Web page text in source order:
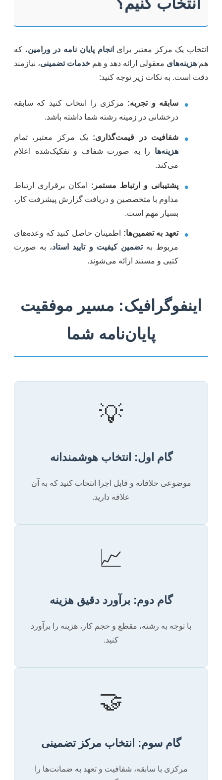
انتخاب یک مرکز معتبر برای انجام پایان نامه در ورامین، که
هم هزینه‌های معقولی ارائه دهد و هم خدمات تضمینی، نیازمند
دقت است. به نکات زیر توجه کنید:
• سابقه و تجربه: مرکزی را انتخاب کنید که سابقه
درخشانی در زمینه رشته شما داشته باشد.
• شفافیت در قیمت‌گذاری: یک مرکز معتبر، تمام
هزینه‌ها را به صورت شفاف و تفکیک‌شده اعلام
می‌کند.
• پشتیبانی و ارتباط مستمر: امکان برقراری ارتباط
مداوم با متخصصین و دریافت گزارش پیشرفت کار،
بسیار مهم است.
• تعهد به تضمین‌ها: اطمینان حاصل کنید که وعده‌های
مربوط بهتضمین کیفیت و تایید استاد، به صورت
کتبی و مستند ارائه می‌شوند.
اینفوگرافیک: مسیر موفقیت
پایان‌نامه شما
💡
گام اول: انتخاب هوشمندانه
موضوعی خلاقانه و قابل اجرا انتخاب کنید که به آن
علاقه دارید.
📈
گام دوم: برآورد دقیق هزینه
با توجه به رشته، مقطع و حجم کار، هزینه را برآورد
کنید.
🤝
گام سوم: انتخاب مرکز تضمینی
مرکزی با سابقه، شفافیت و تعهد به ضمانت‌ها را